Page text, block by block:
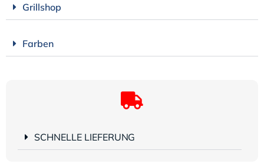
Grillshop
Farben
SCHNELLE LIEFERUNG